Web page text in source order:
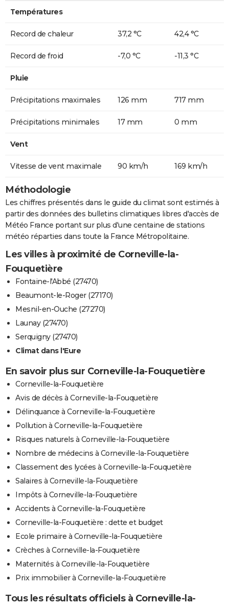
Températures
Record de chaleur 37,2 °C 42,4 °C
Record de froid -7,0 °C -11,3 °C
Pluie
Précipitations maximales 126 mm 717 mm
Précipitations minimales 17 mm 0 mm
Vent
Vitesse de vent maximale 90 km/h 169 km/h
Méthodologie
Les chiffres présentés dans le guide du climat sont estimés à
partir des données des bulletins climatiques libres d'accès de
Météo France portant sur plus d'une centaine de stations
météo réparties dans toute la France Métropolitaine.
Les villes à proximité de Corneville-la-
Fouquetière
Fontaine-l'Abbé (27470)
Beaumont-le-Roger (27170)
Mesnil-en-Ouche (27270)
Launay (27470)
Serquigny (27470)
Climat dans l'Eure
En savoir plus sur Corneville-la-Fouquetière
Corneville-la-Fouquetière
Avis de décès à Corneville-la-Fouquetière
Délinquance à Corneville-la-Fouquetière
Pollution à Corneville-la-Fouquetière
Risques naturels à Corneville-la-Fouquetière
Nombre de médecins à Corneville-la-Fouquetière
Classement des lycées à Corneville-la-Fouquetière
Salaires à Corneville-la-Fouquetière
Impôts à Corneville-la-Fouquetière
Accidents à Corneville-la-Fouquetière
Corneville-la-Fouquetière : dette et budget
Ecole primaire à Corneville-la-Fouquetière
Crèches à Corneville-la-Fouquetière
Maternités à Corneville-la-Fouquetière
Prix immobilier à Corneville-la-Fouquetière
Tous les résultats officiels à Corneville-la-